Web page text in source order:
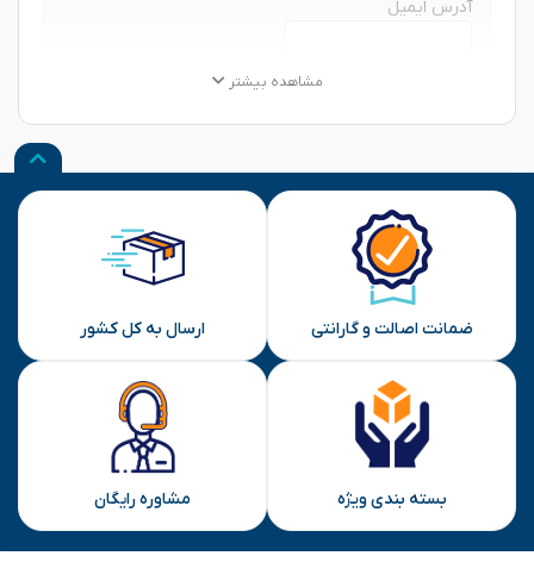
آدرس ایمیل
★
ارسال
مشاهده بیشتر
ضمانت اصالت و گارانتی ارسال به کل کشور
بسته بندی ویژه مشاوره رایگان